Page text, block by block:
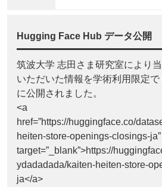
Hugging Face Hub データ公開
筑波大学 志田さま研究室により
いただいた情報を学術利用限定
に公開されました。
<a
href=”https://huggingface.co/
heiten-store-openings-closings-ja”
target=”_blank”>https://
ydadadada/kaiten-heiten-store-
ja</a>